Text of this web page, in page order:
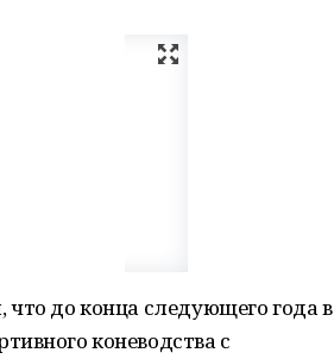
до конца следующего года в
коневодства с